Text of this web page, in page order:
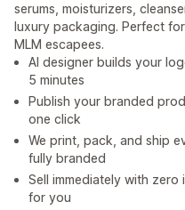
serums, moisturizers,
luxury packaging. Perfect
MLM escapees.
AI designer builds your
5 minutes
Publish your branded
one click
We print, pack, and ship
fully branded
Sell immediately with
for you